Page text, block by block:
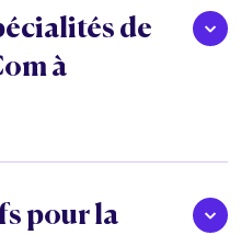
de
à
pour la